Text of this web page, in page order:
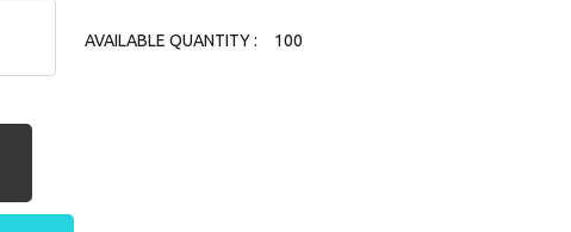
AVAILABLE QUANTITY : 100